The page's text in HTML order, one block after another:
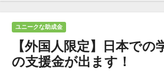
ユニークな助成金
【外国人限定】日本での
の支援金が出ます！